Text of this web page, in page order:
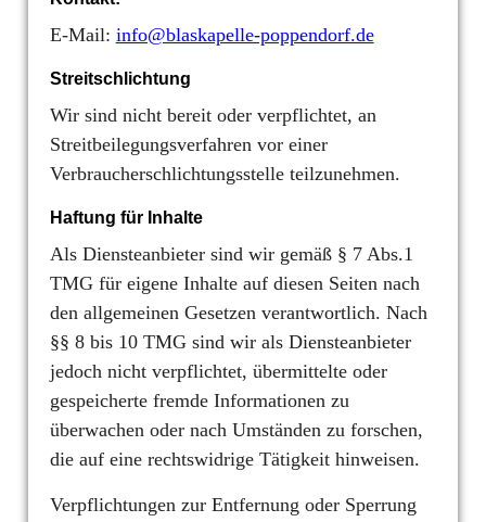
E-Mail: info@blaskapelle-poppendorf.de
Streitschlichtung
Wir sind nicht bereit oder verpflichtet, an
Streitbeilegungsverfahren vor einer
Verbraucherschlichtungsstelle teilzunehmen.
Haftung für Inhalte
Als Diensteanbieter sind wir gemäß § 7 Abs.1
TMG für eigene Inhalte auf diesen Seiten nach
den allgemeinen Gesetzen verantwortlich. Nach
§§ 8 bis 10 TMG sind wir als Diensteanbieter
jedoch nicht verpflichtet, übermittelte oder
gespeicherte fremde Informationen zu
überwachen oder nach Umständen zu forschen,
die auf eine rechtswidrige Tätigkeit hinweisen.
Verpflichtungen zur Entfernung oder Sperrung